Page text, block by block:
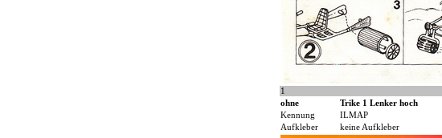
1
ohne
Trike 1 Lenker hoch
Kennung
ILMAP
Aufkleber
keine Aufkleber